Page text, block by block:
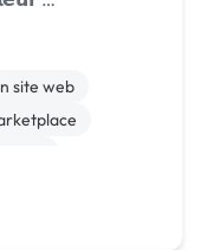
site web